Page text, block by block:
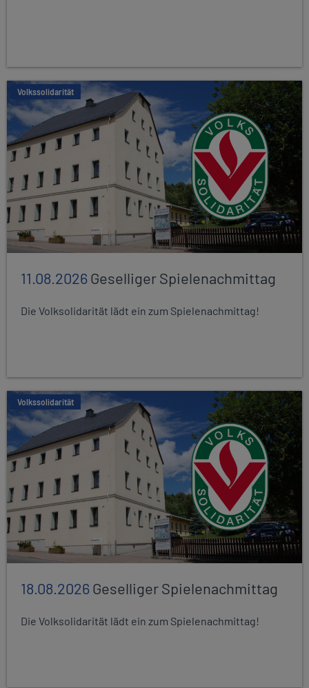
Volkssolidarität
11.08.2026Geselliger Spielenachmittag
Die Volksolidarität lädt ein zum Spielenachmittag!
Volkssolidarität
18.08.2026Geselliger Spielenachmittag
Die Volksolidarität lädt ein zum Spielenachmittag!